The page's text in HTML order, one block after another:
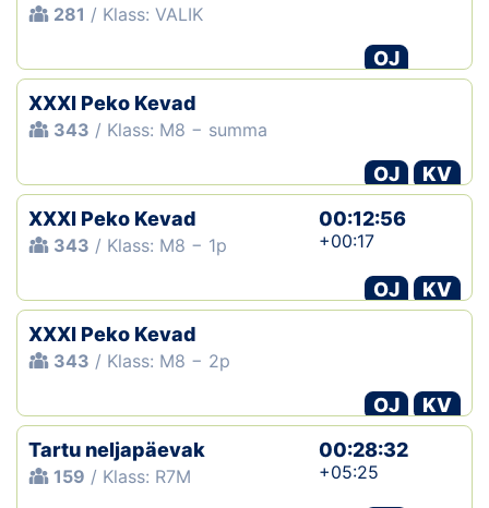
281 / Klass: VALIK
OJ
XXXI Peko Kevad
343 / Klass: M8 − summa
OJ
KV
XXXI Peko Kevad
343 / Klass: M8 − 1p
00:12:56
+00:17
OJ
KV
XXXI Peko Kevad
343 / Klass: M8 − 2p
OJ
KV
Tartu neljapäevak
159 / Klass: R7M
00:28:32
+05:25